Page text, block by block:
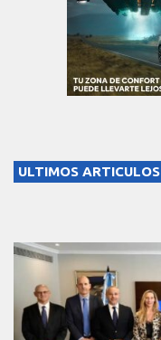
ULTIMOS ARTICULOS